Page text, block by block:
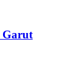
Garut